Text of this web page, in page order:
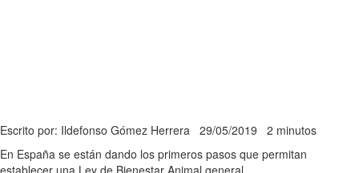
Escrito por: Ildefonso Gómez Herrera 29/05/2019 2 minutos
En España se están dando los primeros pasos que permitan